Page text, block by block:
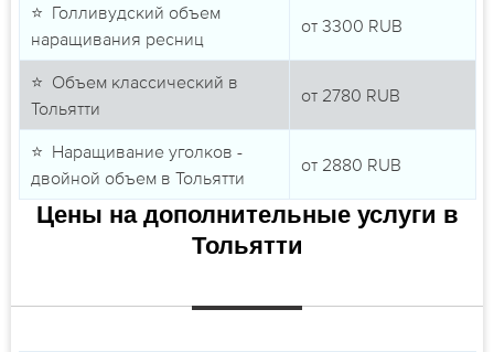
⭐ Голливудский объем
наращивания ресниц
от 3300 RUB
⭐ Объем классический в
Тольятти
от 2780 RUB
⭐ Наращивание уголков -
двойной объем в Тольятти
от 2880 RUB
Цены на дополнительные услуги в
Тольятти